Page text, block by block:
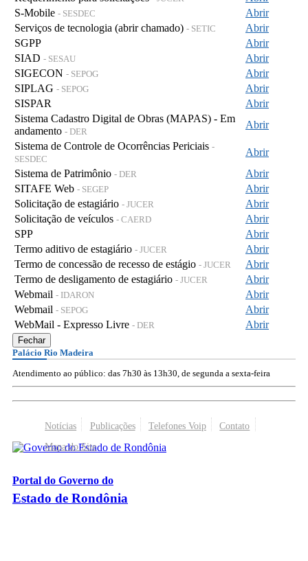
S-Mobile - SESDEC
Abrir
Serviços de tecnologia (abrir chamado) - SETIC
Abrir
SGPP
Abrir
SIAD - SESAU
Abrir
SIGECON - SEPOG
Abrir
SIPLAG - SEPOG
Abrir
SISPAR
Abrir
Sistema Cadastro Digital de Obras (MAPAS) - Em
andamento - DER
Abrir
Sistema de Controle de Ocorrências Periciais -
SESDEC
Abrir
Sistema de Patrimônio - DER
Abrir
SITAFE Web - SEGEP
Abrir
Solicitação de estagiário - JUCER
Abrir
Solicitação de veículos - CAERD
Abrir
SPP
Abrir
Termo aditivo de estagiário - JUCER
Abrir
Termo de concessão de recesso de estágio - JUCER
Abrir
Termo de desligamento de estagiário - JUCER
Abrir
Webmail - IDARON
Abrir
Webmail - SEPOG
Abrir
WebMail - Expresso Livre - DER Abrir
Fechar
Palácio Rio Madeira
Atendimento ao público: das 7h30 às 13h30, de segunda a sexta-feira
Notícias Publicações Telefones Voip
Contato
Mapa do Site
Portal do Governo do
Estado de Rondônia